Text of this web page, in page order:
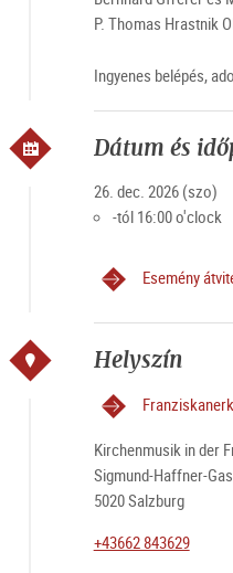
P. Thomas Hrastnik
Ingyenes belépés,
Dátum és
26. dec. 2026 (szo)
-tól 16:00 o'clock
Esemény
Helyszín
Kirchenmusik in der
Sigmund-Haffner-
5020 Salzburg
+43662 843629